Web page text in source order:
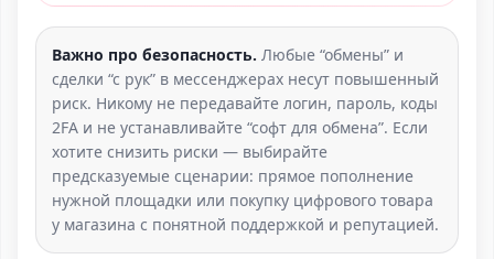
Важно про безопасность. Любые “обмены” и
сделки “с рук” в мессенджерах несут повышенный
риск. Никому не передавайте логин, пароль, коды
2FA и не устанавливайте “софт для обмена”. Если
хотите снизить риски — выбирайте
предсказуемые сценарии: прямое пополнение
нужной площадки или покупку цифрового товара
у магазина с понятной поддержкой и репутацией.